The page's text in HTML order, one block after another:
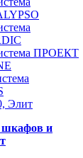
ПРОЕКТ
шкафов и